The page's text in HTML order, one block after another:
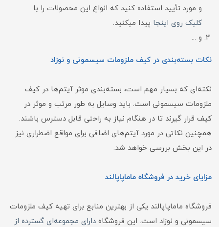
و مورد تأیید استفاده کنید که انواع این محصولات را با
کلیک روی اینجا پیدا میکنید.
و ...
نکات بسته‌بندی در کیف ملزومات سیسمونی و نوزاد
نکته‌ای که بسیار مهم است، بسته‌بندی موثر آیتم‌ها در کیف
ملزومات سیسمونی است. باید وسایل به طور مرتب و موثر در
کیف قرار گیرند تا در هنگام نیاز به راحتی قابل دسترس باشند.
همچنین نکاتی در مورد آیتم‌های اضافی برای مواقع اضطراری نیز
در این بخش بررسی خواهد شد.
مزایای خرید در فروشگاه ماماپاپالند
فروشگاه ماماپاپالند یکی از بهترین منابع برای تهیه کیف ملزومات
سیسمونی و نوزاد است. این فروشگاه دارای مجموعه‌ای گسترده از